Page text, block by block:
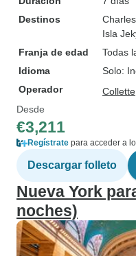
Destinos
Isla
Franja de edad
Todas
Idioma
Solo:
Operador
Collette
Desde
€3,211
Regístrate para acceder a
Descargar folleto
Nueva York
noches)